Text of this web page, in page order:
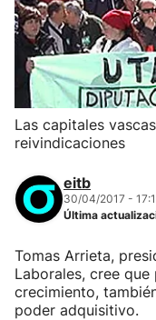
Las capitales
reivindicaciones
eitb
30/04/2017 -
Última
Tomas Arrieta,
Laborales, cree
crecimiento,
poder adquisitivo.